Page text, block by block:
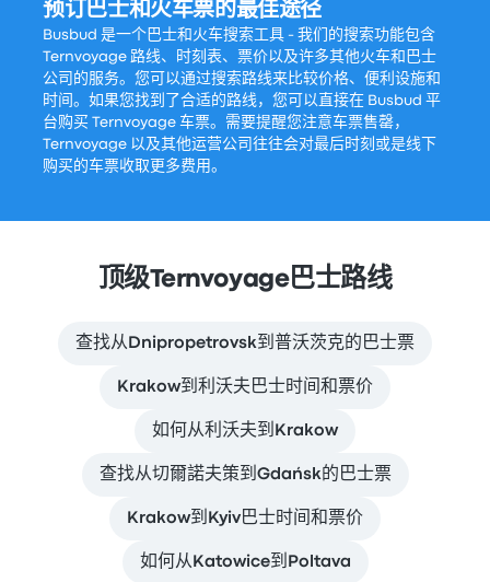
预订巴士和火车票的最佳途径
Busbud 是一个巴士和火车搜索工具 - 我们的搜索功能包含
Ternvoyage 路线、时刻表、票价以及许多其他火车和巴士
公司的服务。您可以通过搜索路线来比较价格、便利设施和
时间。如果您找到了合适的路线，您可以直接在 Busbud 平
台购买 Ternvoyage 车票。需要提醒您注意车票售罄，
Ternvoyage 以及其他运营公司往往会对最后时刻或是线下
购买的车票收取更多费用。
顶级Ternvoyage巴士路线
查找从Dnipropetrovsk到普沃茨克的巴士票
Krakow到利沃夫巴士时间和票价
如何从利沃夫到Krakow
查找从切爾諾夫策到Gdańsk的巴士票
Krakow到Kyiv巴士时间和票价
如何从Katowice到Poltava